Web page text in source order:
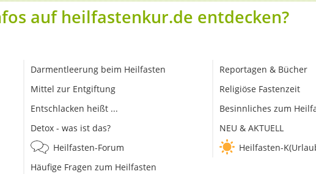
auf heilfastenkur.de entdecken?
Darmentleerung beim Heilfasten
Mittel zur Entgiftung
Entschlacken heißt ...
Detox - was ist das?
Heilfasten-Forum
Häufige Fragen zum Heilfasten
Reportagen & Bücher
Religiöse Fastenzeit
Besinnliches zum
NEU & AKTUELL
Heilfasten-